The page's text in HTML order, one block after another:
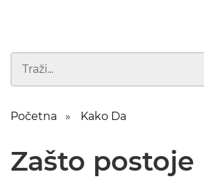
Početna Kako Da
Zašto postoje